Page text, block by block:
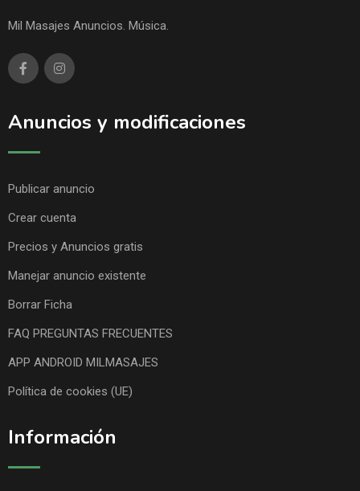
Mil Masajes Anuncios. Música.
Anuncios y modificaciones
Publicar anuncio
Crear cuenta
Precios y Anuncios gratis
Manejar anuncio existente
Borrar Ficha
FAQ PREGUNTAS FRECUENTES
APP ANDROID MILMASAJES
Política de cookies (UE)
Información